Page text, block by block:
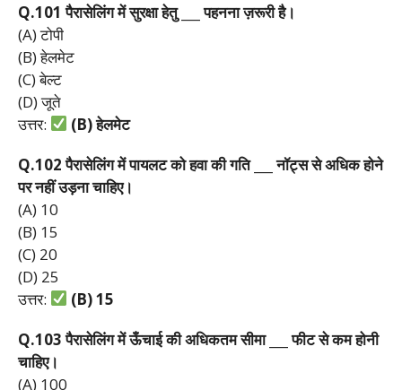
Q.101पैरासेलिंगमेंसुरक्षाहेतु ___पहननाज़रूरीहै।
(A) टोपी
(B) हेलमेट
(C) बेल्ट
(D) जूते
उत्तर:
(B)हेलमेट
Q.102पैरासेलिंगमेंपायलटकोहवाकीगति ___नॉट्ससेअधिकहोने
परनहींउड़नाचाहिए।
(A) 10
(B) 15
(C) 20
(D) 25
उत्तर:
(B) 15
Q.103पैरासेलिंगमेंऊँचाईकीअधिकतमसीमा ___फीटसेकमहोनी
चाहिए।
(A) 100